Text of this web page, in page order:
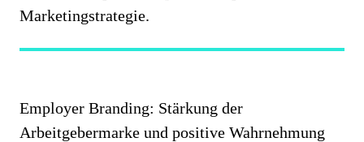
Marketingstrategie.
Employer Branding: Stärkung der
Arbeitgebermarke und positive Wahrnehmung